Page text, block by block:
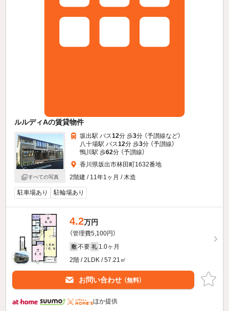
ルルディAの賃貸物件
すべての写真
坂出駅 バス12分 歩3分 （予讃線など）
八十場駅 バス12分 歩3分 （予讃線）
鴨川駅 歩62分 （予讃線）
香川県坂出市林田町1632番地
2階建 / 11年1ヶ月 / 木造
駐車場あり 駐輪場あり
4.2万円
（管理費5,100円）
敷 不要 礼 1.0ヶ月
2階 / 2LDK / 57.21㎡
お問い合わせ （無料）
ほか提供